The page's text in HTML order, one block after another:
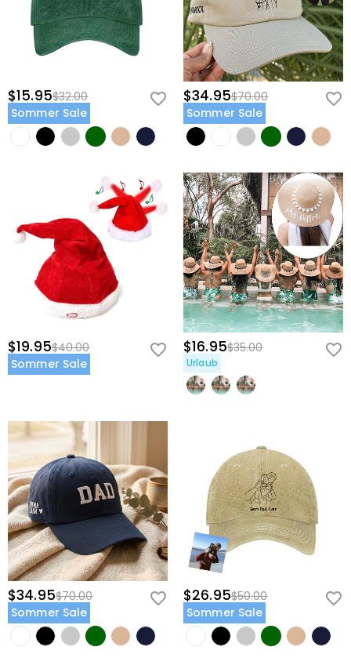
$15.95$32.00
Sommer Sale
$34.95$70.00
Sommer Sale
$19.95$40.00
Sommer Sale
$16.95$35.00
Urlaub
$34.95$70.00
Sommer Sale
$26.95$50.00
Sommer Sale